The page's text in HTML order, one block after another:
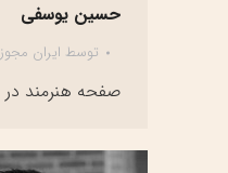
حسین یوسفی
توسط ایران مجوز
صفحه هنرمند در IM Radio